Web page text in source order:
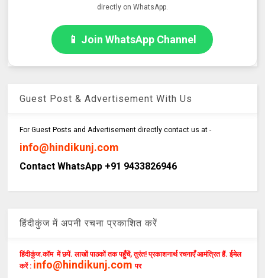
directly on WhatsApp.
📱 Join WhatsApp Channel
Guest Post & Advertisement With Us
For Guest Posts and Advertisement directly contact us at -
info@hindikunj.com
Contact WhatsApp +91 9433826946
हिंदीकुंज में अपनी रचना प्रकाशित करें
हिंदीकुंज.कॉम में छपें. लाखों पाठकों तक पहुँचें, तुरंत! प्रकाशनार्थ रचनाएँ आमंत्रित हैं. ईमेल
करें : info@hindikunj.com पर